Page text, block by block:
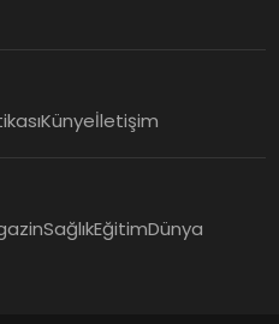
Künyeİletişim
SağlıkEğitimDünya